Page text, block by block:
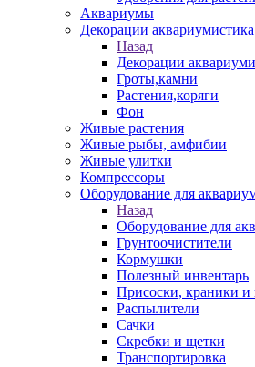
Аквариумы
Декорации аквариумистика
Назад
Декорации
Гроты,камни
Растения,коряги
Фон
Живые растения
Живые рыбы, амфибии
Живые улитки
Компрессоры
Оборудование для
Назад
Оборудование для
Грунтоочистители
Кормушки
Полезный инвентарь
Присоски, краники и
Распылители
Сачки
Скребки и щетки
Транспортировка